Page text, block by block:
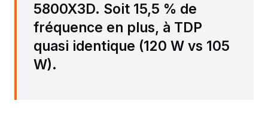
5800X3D. Soit 15,5 % de
fréquence en plus, à TDP
quasi identique (120 W vs 105
W).